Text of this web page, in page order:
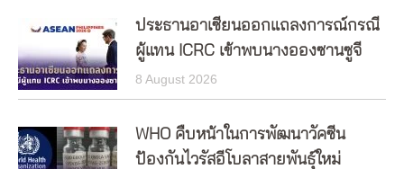
ประธานอาเซียนออกแถลงการณ์กรณี
ผู้แทน ICRC เข้าพบนางอองซานซูจี
8 August 2026
WHO คืบหน้าในการพัฒนาวัคซีน
ป้องกันไวรัสอีโบลาสายพันธุ์ใหม่